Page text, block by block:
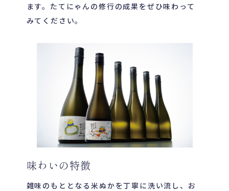
ます。たてにゃんの修行の成果をぜひ味わって
みてください。
味わいの特徴
雑味のもととなる米ぬかを丁寧に洗い流し、お